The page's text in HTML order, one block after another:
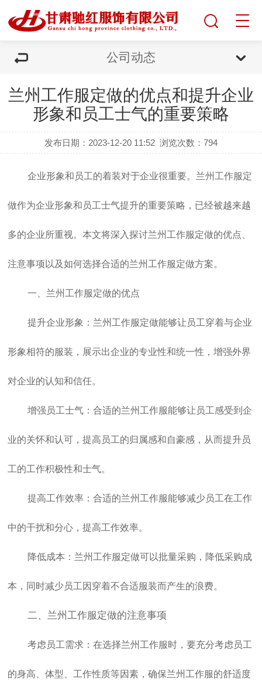
公司动态
兰州工作服定做的优点和提升企业
形象和员工士气的重要策略
发布日期：2023-12-20 11:52 浏览次数：794
企业形象和员工的着装对于企业很重要。 兰州工作服定
做作为企业形象和员工士气提升的重要策略，已经被越来越
多的企业所重视。本文将深入探讨兰州工作服定做的优点、
注意事项以及如何选择合适的兰州工作服定做方案。
一、兰州工作服定做的优点
提升企业形象：兰州工作服定做能够让员工穿着与企业
形象相符的服装，展示出企业的专业性和统一性，增强外界
对企业的认知和信任。
增强员工士气：合适的兰州工作服能够让员工感受到企
业的关怀和认可，提高员工的归属感和自豪感，从而提升员
工的工作积极性和士气。
提高工作效率：合适的兰州工作服能够减少员工在工作
中的干扰和分心，提高工作效率。
降低成本： 兰州工作服定做可以批量采购，降低采购成
本，同时减少员工因穿着不合适服装而产生的浪费。
二、 兰州工作服定做的注意事项
考虑员工需求：在选择兰州工作服时，要充分考虑员工
的身高、体型、工作性质等因素，确保兰州工作服的舒适度